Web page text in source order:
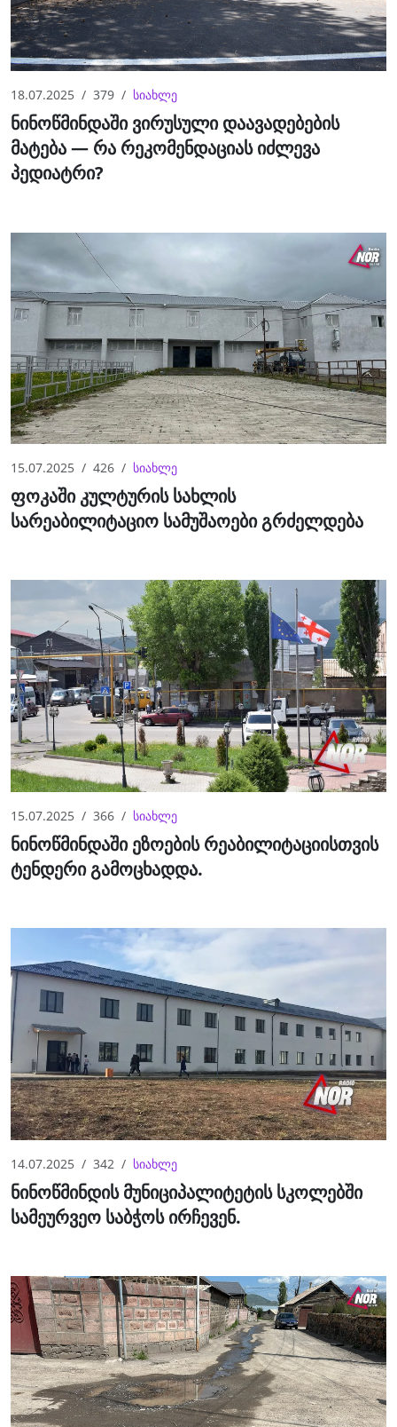
18.07.2025 379 სიახლე
ნინოწმინდაში ვირუსული დაავადებების
მატება — რა რეკომენდაციას იძლევა
პედიატრი?
15.07.2025 426 სიახლე
ფოკაში კულტურის სახლის
სარეაბილიტაციო სამუშაოები გრძელდება
15.07.2025 366 სიახლე
ნინოწმინდაში ეზოების რეაბილიტაციისთვის
ტენდერი გამოცხადდა.
14.07.2025 342 სიახლე
ნინოწმინდის მუნიციპალიტეტის სკოლებში
სამეურვეო საბჭოს ირჩევენ.